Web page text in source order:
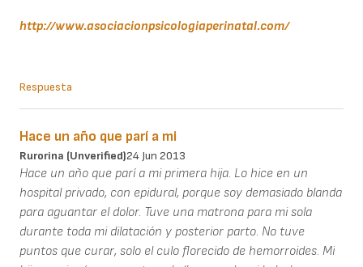
http://www.asociacionpsicologiaperinatal.com/
Respuesta
Hace un año que parí a mi
Rurorina (unverified)24 Jun 2013
Hace un año que parí a mi primera hija. Lo hice en un
hospital privado, con epidural, porque soy demasiado blanda
para aguantar el dolor. Tuve una matrona para mi sola
durante toda mi dilatación y posterior parto. No tuve
puntos que curar, solo el culo florecido de hemorroides. Mi